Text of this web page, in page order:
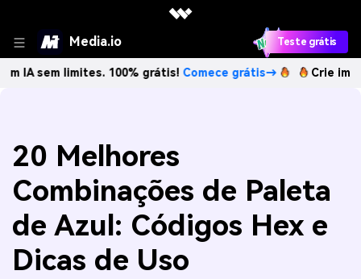
Media.io Teste grátis
limites. 100% grátis!Comece grátis→ Crie imagens
20 Melhores
Combinações de Paleta
de Azul: Códigos Hex e
Dicas de Uso